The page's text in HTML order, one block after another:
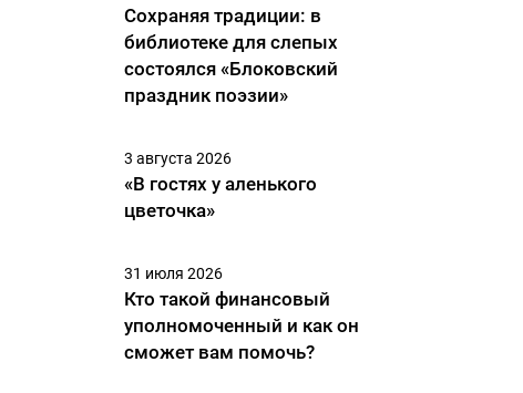
Сохраняя традиции: в
библиотеке для слепых
состоялся «Блоковский
праздник поэзии»
3 августа 2026
«В гостях у аленького
цветочка»
31 июля 2026
Кто такой финансовый
уполномоченный и как он
сможет вам помочь?